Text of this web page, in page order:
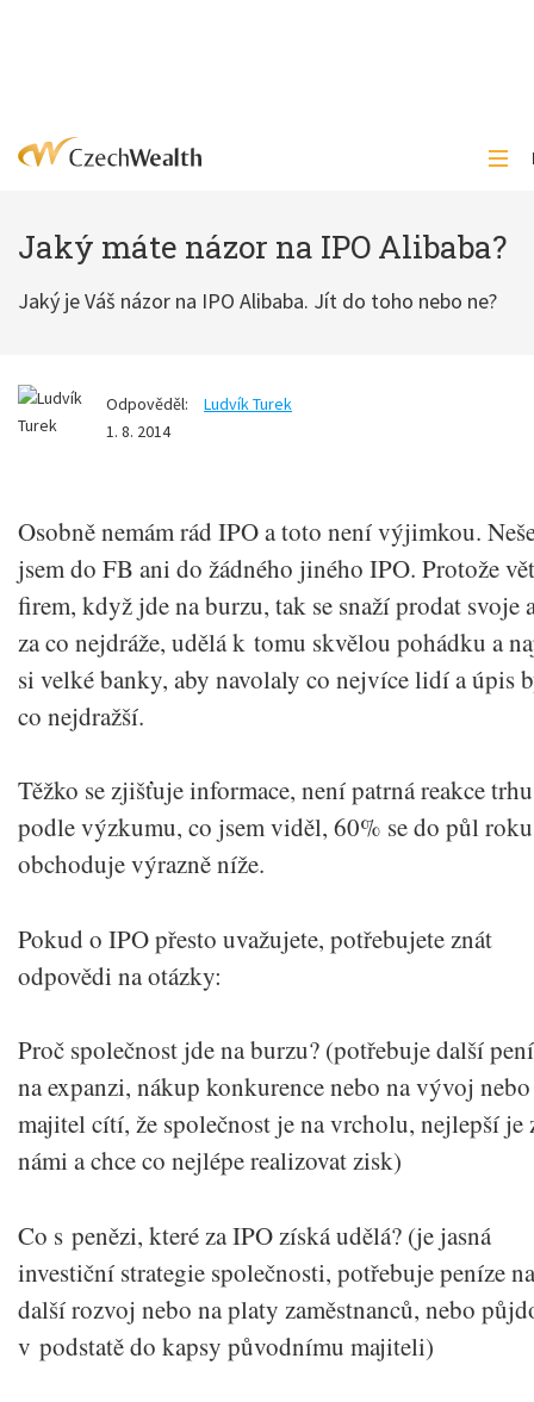
Jaký máte názor na IPO Alibaba?
Jaký je Váš názor na IPO Alibaba. Jít do toho nebo ne?
Odpověděl:
Ludvík Turek
1. 8. 2014
Osobně nemám rád IPO a toto není výjimkou.
jsem do FB ani do žádného jiného IPO. Protože
firem, když jde na burzu, tak se snaží prodat svoje
za co nejdráže, udělá k tomu skvělou pohádku a
si velké banky, aby navolaly co nejvíce lidí a úpis
co nejdražší.
Těžko se zjišťuje informace, není patrná reakce
podle výzkumu, co jsem viděl, 60% se do půl roku
obchoduje výrazně níže.
Pokud o IPO přesto uvažujete, potřebujete znát
odpovědi na otázky:
Proč společnost jde na burzu? (potřebuje další
na expanzi, nákup konkurence nebo na vývoj nebo
majitel cítí, že společnost je na vrcholu, nejlepší je
námi a chce co nejlépe realizovat zisk)
Co s penězi, které za IPO získá udělá? (je jasná
investiční strategie společnosti, potřebuje peníze na
další rozvoj nebo na platy zaměstnanců, nebo
v podstatě do kapsy původnímu majiteli)